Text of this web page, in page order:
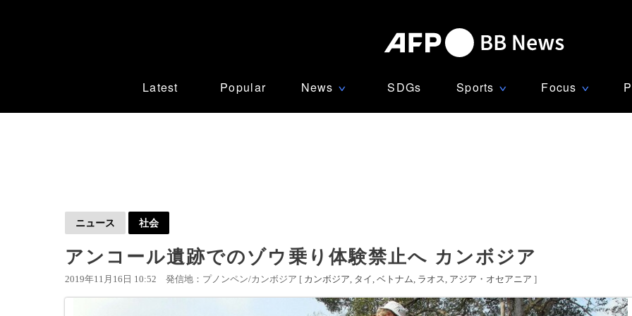
Latest Popular News ∨ SDGs Sports ∨ Focus ∨
ニュース 社会
アンコール遺跡でのゾウ乗り体験禁止へ カンボジア
2019年11月16日 10:52 発信地：プノンペン/カンボジア [ カンボジア タイ ベトナム ラオス アジア・オセアニア ]